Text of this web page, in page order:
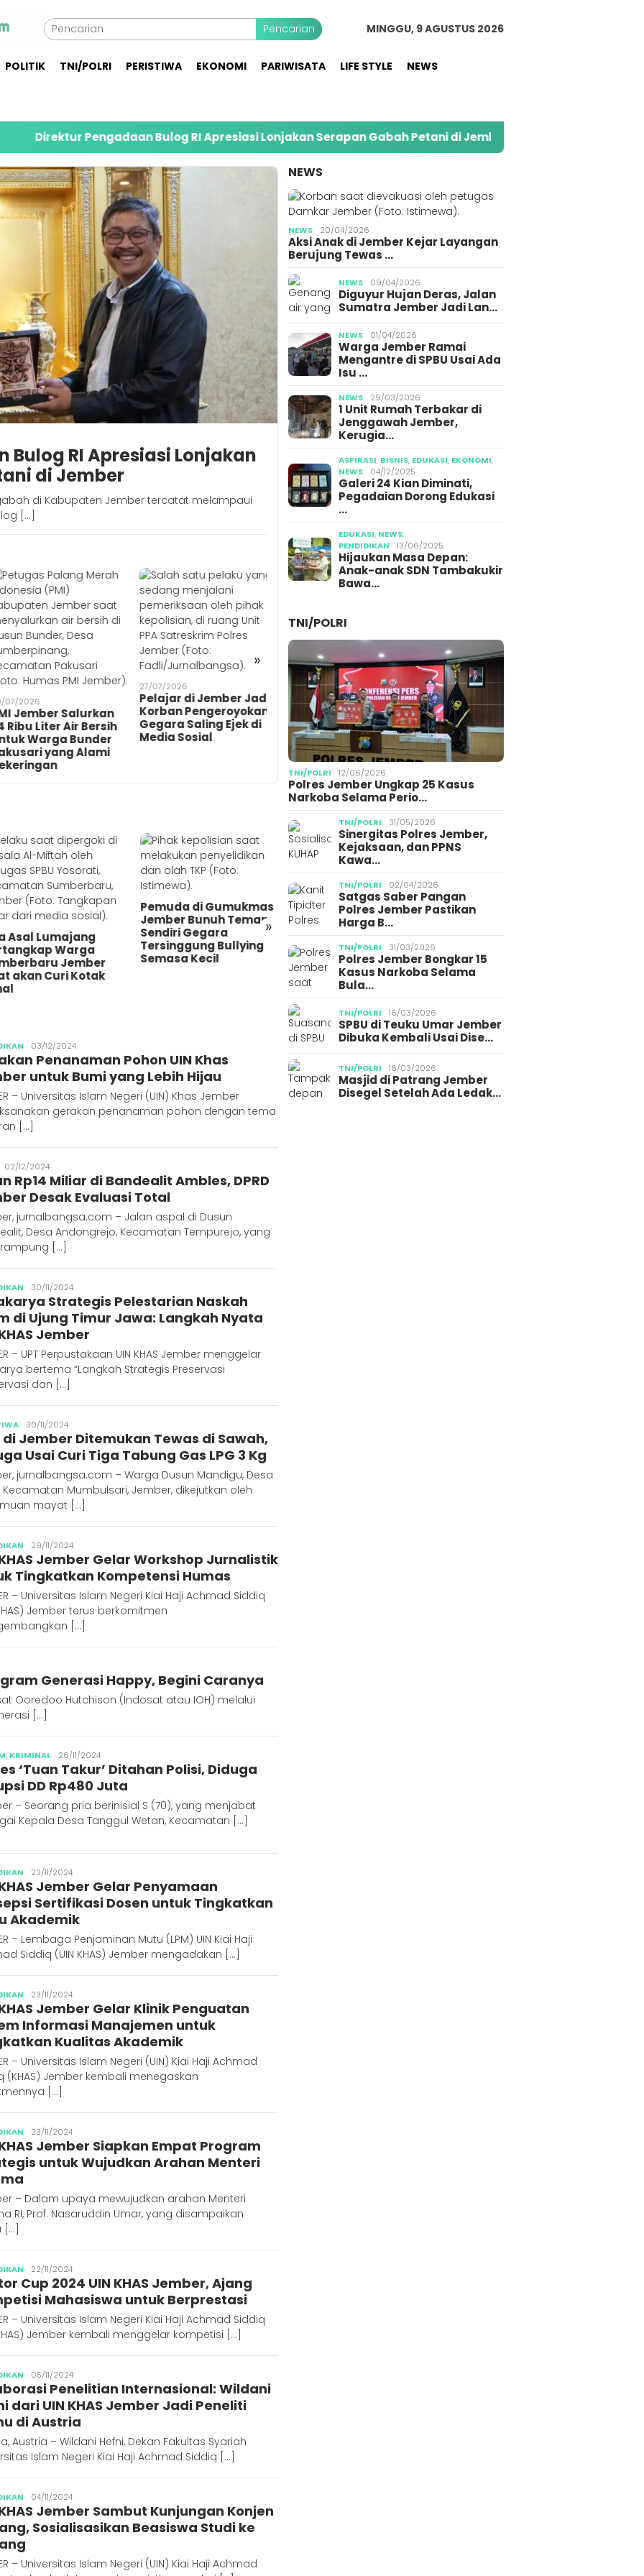
Pencarian MINGGU, 9 AGUSTUS 2026
POLITIK TNI/POLRI PERISTIWA EKONOMI PARIWISATA LIFE STYLE NEWS
Bulog RI Apresiasi Lonjakan Serapan Gabah Petani di Jember Kolaborasi Alfamart dan
Bulog RI Apresiasi Lonjakan
di Jember
di Kabupaten Jember tercatat melampaui
[…]
»
2026
Jember Salurkan
Liter Air Bersih
Warga Bunder
yang Alami
27/07/2026
Pelajar di Jember Jadi
Korban Pengeroyokan
Gegara Saling Ejek di
Media Sosial
27/07/2026
SMAN 1 Jember Cetak
Prestasi Gemilang,
Kirim 17 Siswa Lolos OSN
2026 Tingkat Provinsi
25/07/2026
Potret Kejari Jember
Yadyn yang Dikenal
Konsisten Anti Suap
Kawal Mantan
Jampidsus Febrie ke
KPK
»
Asal Lumajang
Warga
Jember
akan Curi Kotak
Pemuda di Gumukmas
Jember Bunuh Teman
Sendiri Gegara
Tersinggung Bullying
Semasa Kecil
Bareskrim Polri Tangkap
10 Orang Diduga
Penimbun BBM Subsidi di
Ajung Jember
Polres Jember Tangkap
3 Pemuda Terduga
Gegerkan Warga
Abdus
Syakur
03/12/2024
Penanaman Pohon UIN Khas
untuk Bumi yang Lebih Hijau
– Universitas Islam Negeri (UIN) Khas Jember
gerakan penanaman pohon dengan tema
[…]
02/12/2024
Rp14 Miliar di Bandealit Ambles, DPRD
Desak Evaluasi Total
jurnalbangsa.com – Jalan aspal di Dusun
Desa Andongrejo, Kecamatan Tempurejo, yang
[…]
Abdus
Syakur
30/11/2024
Strategis Pelestarian Naskah
di Ujung Timur Jawa: Langkah Nyata
Jember
– UPT Perpustakaan UIN KHAS Jember menggelar
bertema “Langkah Strategis Preservasi
dan […]
Publisher
30/11/2024
di Jember Ditemukan Tewas di Sawah,
Usai Curi Tiga Tabung Gas LPG 3 Kg
jurnalbangsa.com – Warga Dusun Mandigu, Desa
Kecamatan Mumbulsari, Jember, dikejutkan oleh
mayat […]
Abdus
Syakur
29/11/2024
Jember Gelar Workshop Jurnalistik
Tingkatkan Kompetensi Humas
– Universitas Islam Negeri Kiai Haji Achmad Siddiq
Jember terus berkomitmen
[…]
Generasi Happy, Begini Caranya
Ooredoo Hutchison (Indosat atau IOH) melalui
[…]
, KRIMINALAbdus
Syakur
26/11/2024
‘Tuan Takur’ Ditahan Polisi, Diduga
DD Rp480 Juta
– Seorang pria berinisial S (70), yang menjabat
Kepala Desa Tanggul Wetan, Kecamatan […]
Abdus
Syakur
23/11/2024
Jember Gelar Penyamaan
Sertifikasi Dosen untuk Tingkatkan
Akademik
– Lembaga Penjaminan Mutu (LPM) UIN Kiai Haji
Siddiq (UIN KHAS) Jember mengadakan […]
Abdus
Syakur
23/11/2024
Jember Gelar Klinik Penguatan
Informasi Manajemen untuk
Kualitas Akademik
– Universitas Islam Negeri (UIN) Kiai Haji Achmad
(KHAS) Jember kembali menegaskan
[…]
Abdus
Syakur
23/11/2024
Jember Siapkan Empat Program
untuk Wujudkan Arahan Menteri
– Dalam upaya mewujudkan arahan Menteri
RI, Prof. Nasaruddin Umar, yang disampaikan
Abdus
Syakur
22/11/2024
Cup 2024 UIN KHAS Jember, Ajang
Mahasiswa untuk Berprestasi
– Universitas Islam Negeri Kiai Haji Achmad Siddiq
Jember kembali menggelar kompetisi […]
Abdus
Syakur
05/11/2024
Penelitian Internasional: Wildani
dari UIN KHAS Jember Jadi Peneliti
di Austria
Austria – Wildani Hefni, Dekan Fakultas Syariah
Islam Negeri Kiai Haji Achmad Siddiq […]
Abdus
Syakur
04/11/2024
Jember Sambut Kunjungan Konjen
Sosialisasikan Beasiswa Studi ke
– Universitas Islam Negeri (UIN) Kiai Haji Achmad
NEWS
NEWS 20/04/2026
Aksi Anak di Jember Kejar Layangan
Berujung Tewas …
NEWS 09/04/2026
Diguyur Hujan Deras, Jalan
Sumatra Jember Jadi Lan…
NEWS 01/04/2026
Warga Jember Ramai
Mengantre di SPBU Usai Ada
Isu …
NEWS 29/03/2026
1 Unit Rumah Terbakar di
Jenggawah Jember,
Kerugia…
ASPIRASI, BISNIS, EDUKASI, EKONOMI,
NEWS
04/12/2025
Galeri 24 Kian Diminati,
Pegadaian Dorong Edukasi
…
EDUKASI, NEWS,
PENDIDIKAN
13/06/2025
Hijaukan Masa Depan:
Anak-anak SDN Tambakukir
Bawa…
TNI/POLRI
TNI/POLRI 12/06/2026
Polres Jember Ungkap 25 Kasus
Narkoba Selama Perio…
TNI/POLRI 31/05/2026
Sinergitas Polres Jember,
Kejaksaan, dan PPNS
Kawa…
TNI/POLRI 02/04/2026
Satgas Saber Pangan
Polres Jember Pastikan
Harga B…
TNI/POLRI 31/03/2026
Polres Jember Bongkar 15
Kasus Narkoba Selama
Bula…
TNI/POLRI 16/03/2026
SPBU di Teuku Umar Jember
Dibuka Kembali Usai Dise…
TNI/POLRI 16/03/2026
Masjid di Patrang Jember
Disegel Setelah Ada Ledak…